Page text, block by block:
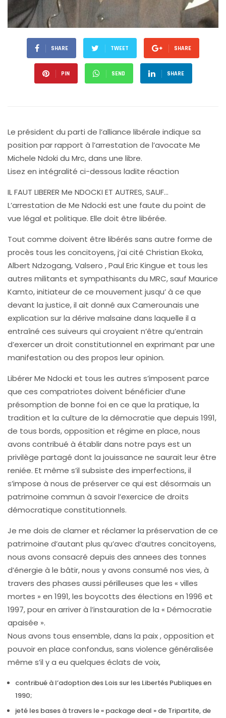
SHARE TWEET SHARE
PIN SEND SHARE
Le président du parti de l’alliance libérale indique sa
position par rapport à l’arrestation de l’avocate Me
Michele Ndoki du Mrc, dans une libre.
Lisez en intégralité ci-dessous ladite réaction
IL FAUT LIBERER Me NDOCKI ET AUTRES, SAUF…
L’arrestation de Me Ndocki est une faute du point de
vue légal et politique. Elle doit être libérée.
Tout comme doivent être libérés sans autre forme de
procès tous les concitoyens, j’ai cité Christian Ekoka,
Albert Ndzogang, Valsero , Paul Eric Kingue et tous les
autres militants et sympathisants du MRC, sauf Maurice
Kamto, initiateur de ce mouvement jusqu’ à ce que
devant la justice, il ait donné aux Camerounais une
explication sur la dérive malsaine dans laquelle il a
entraîné ces suiveurs qui croyaient n’être qu’entrain
d’exercer un droit constitutionnel en exprimant par une
manifestation ou des propos leur opinion.
Libérer Me Ndocki et tous les autres s’imposent parce
que ces compatriotes doivent bénéficier d’une
présomption de bonne foi en ce que la pratique, la
tradition et la culture de la démocratie que depuis 1991,
de tous bords, opposition et régime en place, nous
avons contribué à établir dans notre pays est un
privilège partagé dont la jouissance ne saurait leur être
reniée. Et même s’il subsiste des imperfections, il
s’impose à nous de préserver ce qui est désormais un
patrimoine commun à savoir l’exercice de droits
démocratique constitutionnels.
Je me dois de clamer et réclamer la préservation de ce
patrimoine d’autant plus qu’avec d’autres concitoyens,
nous avons consacré depuis des annees des tonnes
d’énergie à le bâtir, nous y avons consumé nos vies, à
travers des phases aussi périlleuses que les « villes
mortes » en 1991, les boycotts des élections en 1996 et
1997, pour en arriver à l’instauration de la « Démocratie
apaisée ».
Nous avons tous ensemble, dans la paix , opposition et
pouvoir en place confondus, sans violence généralisée
même s’il y a eu quelques éclats de voix,
contribué à l’adoption des Lois sur les Libertés Publiques en
1990;
jeté les bases à travers le « package deal » de Tripartite, de